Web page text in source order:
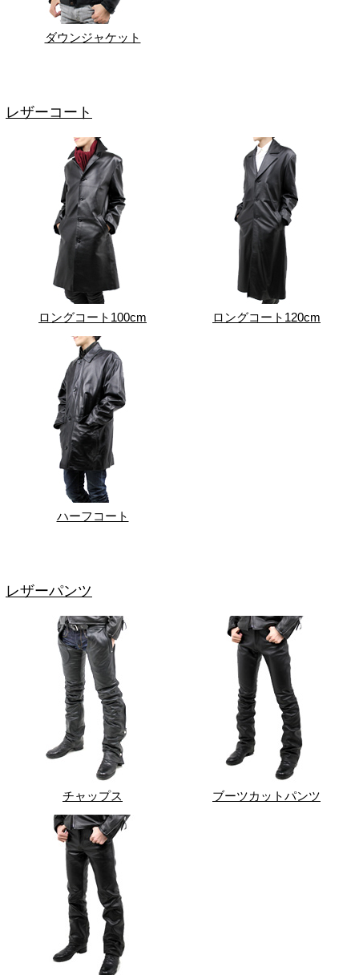
ダウンジャケット
レザーコート
ロングコート100cm ロングコート120cm
ハーフコート
レザーパンツ
チャップス ブーツカットパンツ